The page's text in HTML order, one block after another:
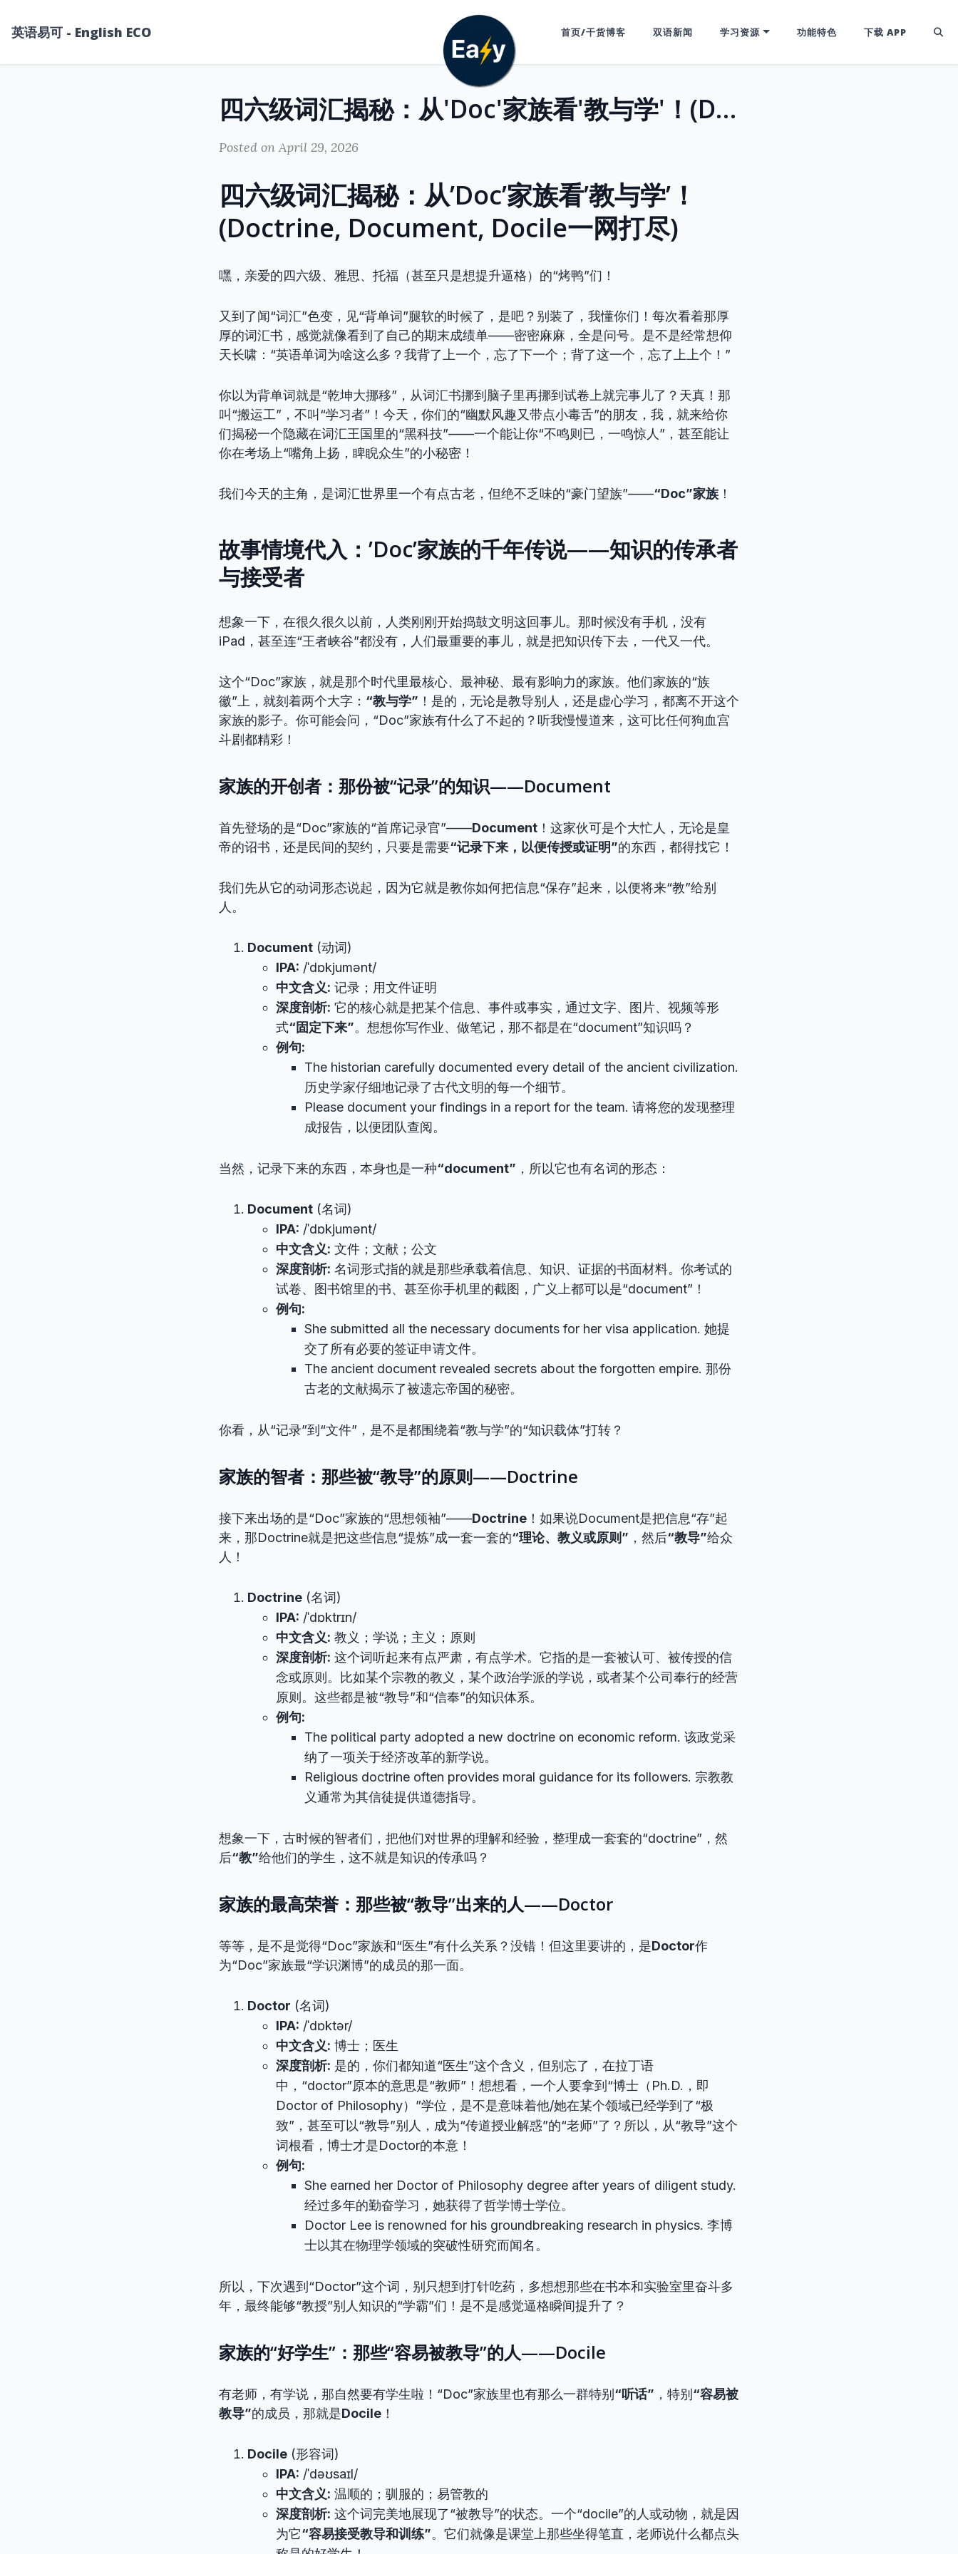
英语易可 - English ECO 首页/干货博客 双语新闻 学习资源 功能特色 下载 APP
四六级词汇揭秘：从'Doc'家族看'教与学'！(Doctrine, Document, Docile一网打尽)
Posted on April 29, 2026
四六级词汇揭秘：从’Doc’家族看’教与学’！
(Doctrine, Document, Docile一网打尽)
嘿，亲爱的四六级、雅思、托福（甚至只是想提升逼格）的“烤鸭”们！
又到了闻“词汇”色变，见“背单词”腿软的时候了，是吧？别装了，我懂你们！每次看着那厚
厚的词汇书，感觉就像看到了自己的期末成绩单——密密麻麻，全是问号。是不是经常想仰
天长啸：“英语单词为啥这么多？我背了上一个，忘了下一个；背了这一个，忘了上上个！”
你以为背单词就是“乾坤大挪移”，从词汇书挪到脑子里再挪到试卷上就完事儿了？天真！那
叫“搬运工”，不叫“学习者”！今天，你们的“幽默风趣又带点小毒舌”的朋友，我，就来给你
们揭秘一个隐藏在词汇王国里的“黑科技”——一个能让你“不鸣则已，一鸣惊人”，甚至能让
你在考场上“嘴角上扬，睥睨众生”的小秘密！
我们今天的主角，是词汇世界里一个有点古老，但绝不乏味的“豪门望族”——“Doc”家族 ！
故事情境代入：’Doc’家族的千年传说——知识的传承者
与接受者
想象一下，在很久很久以前，人类刚刚开始捣鼓文明这回事儿。那时候没有手机，没有
iPad，甚至连“王者峡谷”都没有，人们最重要的事儿，就是把知识传下去，一代又一代。
这个“Doc”家族，就是那个时代里最核心、最神秘、最有影响力的家族。他们家族的“族
徽”上，就刻着两个大字： “教与学” ！是的，无论是教导别人，还是虚心学习，都离不开这个
家族的影子。你可能会问，“Doc”家族有什么了不起的？听我慢慢道来，这可比任何狗血宫
斗剧都精彩！
家族的开创者：那份被“记录”的知识——Document
首先登场的是“Doc”家族的“首席记录官”——Document ！这家伙可是个大忙人，无论是皇
帝的诏书，还是民间的契约，只要是需要“记录下来，以便传授或证明”的东西，都得找它！
我们先从它的动词形态说起，因为它就是教你如何把信息“保存”起来，以便将来“教”给别
人。
Document (动词)
IPA: /ˈdɒkjumənt/
中文含义: 记录；用文件证明
深度剖析: 它的核心就是把某个信息、事件或事实，通过文字、图片、视频等形
式“固定下来”。想想你写作业、做笔记，那不都是在“document”知识吗？
例句:
The historian carefully documented every detail of the ancient civilization.
历史学家仔细地记录了古代文明的每一个细节。
Please document your findings in a report for the team. 请将您的发现整理
成报告，以便团队查阅。
当然，记录下来的东西，本身也是一种“document” ，所以它也有名词的形态：
Document (名词)
IPA: /ˈdɒkjumənt/
中文含义: 文件；文献；公文
深度剖析: 名词形式指的就是那些承载着信息、知识、证据的书面材料。你考试的
试卷、图书馆里的书、甚至你手机里的截图，广义上都可以是“document”！
例句:
She submitted all the necessary documents for her visa application. 她提
交了所有必要的签证申请文件。
The ancient document revealed secrets about the forgotten empire. 那份
古老的文献揭示了被遗忘帝国的秘密。
你看，从“记录”到“文件”，是不是都围绕着“教与学”的“知识载体”打转？
家族的智者：那些被“教导”的原则——Doctrine
接下来出场的是“Doc”家族的“思想领袖”——Doctrine ！如果说Document是把信息“存”起
来，那Doctrine就是把这些信息“提炼”成一套一套的“理论、教义或原则” ，然后“教导”给众
人！
Doctrine (名词)
IPA: /ˈdɒktrɪn/
中文含义: 教义；学说；主义；原则
深度剖析: 这个词听起来有点严肃，有点学术。它指的是一套被认可、被传授的信
念或原则。比如某个宗教的教义，某个政治学派的学说，或者某个公司奉行的经营
原则。这些都是被“教导”和“信奉”的知识体系。
例句:
The political party adopted a new doctrine on economic reform. 该政党采
纳了一项关于经济改革的新学说。
Religious doctrine often provides moral guidance for its followers. 宗教教
义通常为其信徒提供道德指导。
想象一下，古时候的智者们，把他们对世界的理解和经验，整理成一套套的“doctrine”，然
后“教”给他们的学生，这不就是知识的传承吗？
家族的最高荣誉：那些被“教导”出来的人——Doctor
等等，是不是觉得“Doc”家族和“医生”有什么关系？没错！但这里要讲的，是Doctor作
为“Doc”家族最“学识渊博”的成员的那一面。
Doctor (名词)
IPA: /ˈdɒktər/
中文含义: 博士；医生
深度剖析: 是的，你们都知道“医生”这个含义，但别忘了，在拉丁语
中，“doctor”原本的意思是“教师”！想想看，一个人要拿到“博士（Ph.D.，即
Doctor of Philosophy）”学位，是不是意味着他/她在某个领域已经学到了“极
致”，甚至可以“教导”别人，成为“传道授业解惑”的“老师”了？所以，从“教导”这个
词根看，博士才是Doctor的本意！
例句:
She earned her Doctor of Philosophy degree after years of diligent study.
经过多年的勤奋学习，她获得了哲学博士学位。
Doctor Lee is renowned for his groundbreaking research in physics. 李博
士以其在物理学领域的突破性研究而闻名。
所以，下次遇到“Doctor”这个词，别只想到打针吃药，多想想那些在书本和实验室里奋斗多
年，最终能够“教授”别人知识的“学霸”们！是不是感觉逼格瞬间提升了？
家族的“好学生”：那些“容易被教导”的人——Docile
有老师，有学说，那自然要有学生啦！“Doc”家族里也有那么一群特别“听话” ，特别“容易被
教导”的成员，那就是Docile ！
Docile (形容词)
IPA: /ˈdəʊsaɪl/
中文含义: 温顺的；驯服的；易管教的
深度剖析: 这个词完美地展现了“被教导”的状态。一个“docile”的人或动物，就是因
为它“容易接受教导和训练”。它们就像是课堂上那些坐得笔直，老师说什么都点头